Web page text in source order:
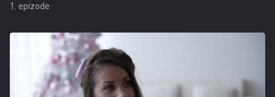
1. epizode